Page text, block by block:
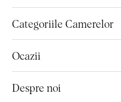
Categoriile Camerelor
Ocazii
Despre noi